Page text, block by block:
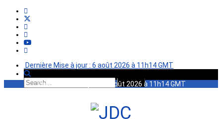
Dernière Mise à jour : 6 août 2026 à 11h14 GMT
Dernière Mise à jour : 6 août 2026 à 11h14 GMT